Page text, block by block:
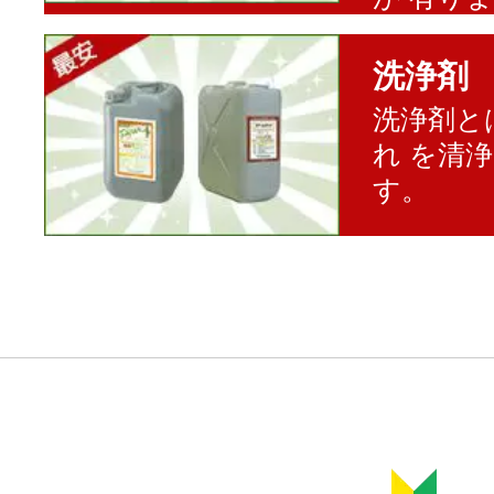
洗浄剤
洗浄剤と
れ を清
す。